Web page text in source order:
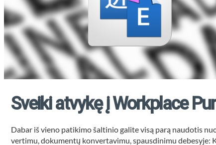
Sveiki atvykę į Workplace
Dabar iš vieno patikimo šaltinio galite visą parą naudotis
vertimu, dokumentų konvertavimu, spausdinimu debesyje: